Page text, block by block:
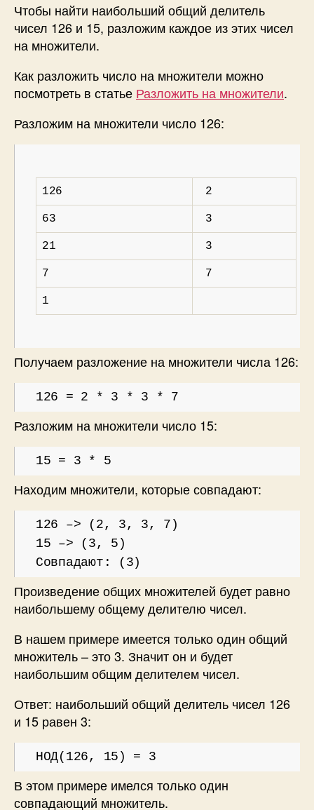
Чтобы найти наибольший общий делитель
чисел 126 и 15, разложим каждое из этих чисел
на множители.
Как разложить число на множители можно
посмотреть в статье Разложить на множители.
Разложим на множители число 126:
126 2
63 3
21 3
7 7
1
Получаем разложение на множители числа 126:
126 = 2 * 3 * 3 * 7
Разложим на множители число 15:
15 = 3 * 5
Находим множители, которые совпадают:
126 –> (2, 3, 3, 7)
15 –> (3, 5)
Совпадают: (3)
Произведение общих множителей будет равно
наибольшему общему делителю чисел.
В нашем примере имеется только один общий
множитель – это 3. Значит он и будет
наибольшим общим делителем чисел.
Ответ: наибольший общий делитель чисел 126
и 15 равен 3:
НОД(126, 15) = 3
В этом примере имелся только один
совпадающий множитель.